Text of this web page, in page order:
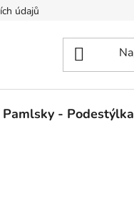
údajů
- Podestýlka